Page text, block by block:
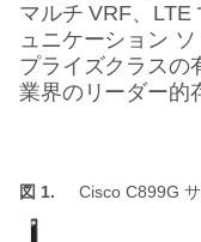
マルチ VRF、 LTE
ュニケーション
プライズクラスの
業界のリーダー的
図 1. Cisco C899G